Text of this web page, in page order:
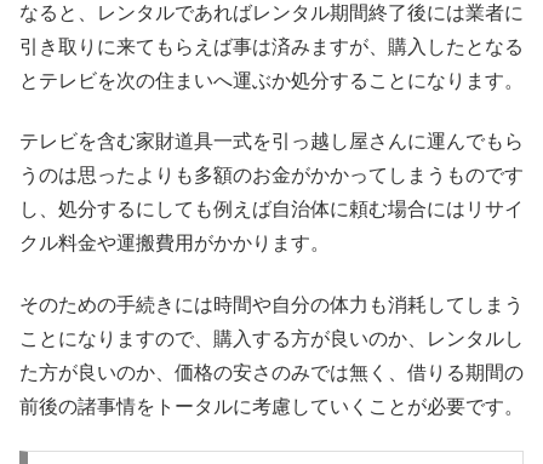
なると、レンタルであればレンタル期間終了後には業者に
引き取りに来てもらえば事は済みますが、購入したとなる
とテレビを次の住まいへ運ぶか処分することになります。
テレビを含む家財道具一式を引っ越し屋さんに運んでもら
うのは思ったよりも多額のお金がかかってしまうものです
し、処分するにしても例えば自治体に頼む場合にはリサイ
クル料金や運搬費用がかかります。
そのための手続きには時間や自分の体力も消耗してしまう
ことになりますので、購入する方が良いのか、レンタルし
た方が良いのか、価格の安さのみでは無く、借りる期間の
前後の諸事情をトータルに考慮していくことが必要です。